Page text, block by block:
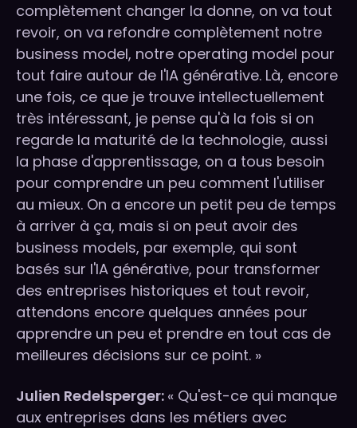
complètement changer la donne, on va tout
revoir, on va refondre complètement notre
business model, notre operating model pour
tout faire autour de l'IA générative. Là, encore
une fois, ce que je trouve intellectuellement
très intéressant, je pense qu'à la fois si on
regarde la maturité de la technologie, aussi
la phase d'apprentissage, on a tous besoin
pour comprendre un peu comment l'utiliser
au mieux. On a encore un petit peu de temps
à arriver à ça, mais si on peut avoir des
business models, par exemple, qui sont
basés sur l'IA générative, pour transformer
des entreprises historiques et tout revoir,
attendons encore quelques années pour
apprendre un peu et prendre en tout cas de
meilleures décisions sur ce point. »
Julien Redelsperger: « Qu'est-ce qui manque
aux entreprises dans les métiers avec